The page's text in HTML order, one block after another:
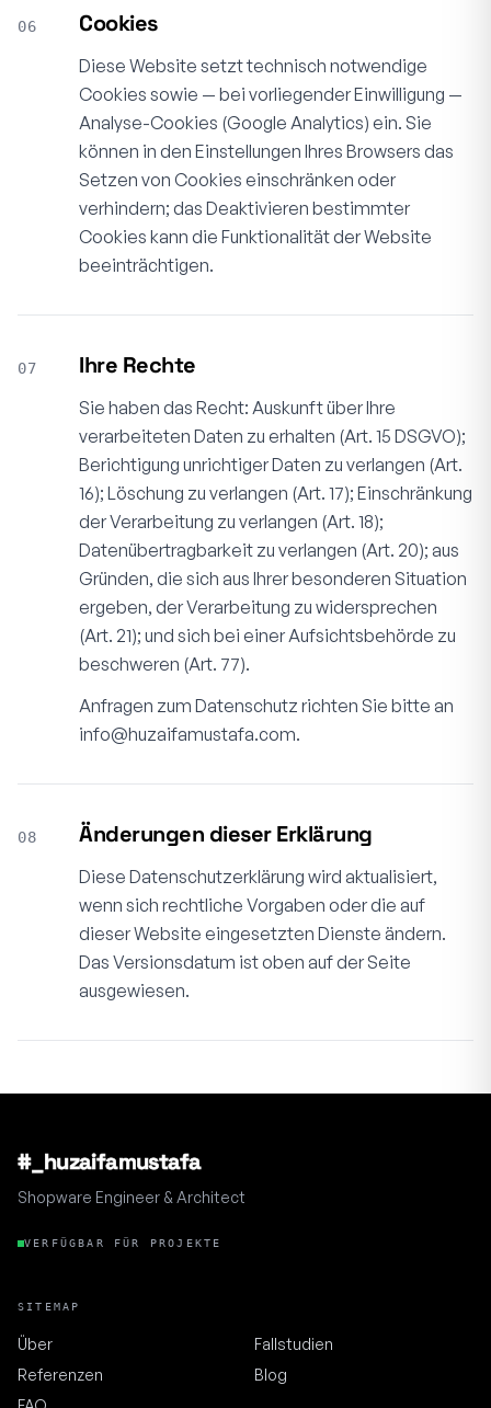
06 Cookies
Diese Website setzt technisch notwendige
Cookies sowie — bei vorliegender Einwilligung —
Analyse-Cookies (Google Analytics) ein. Sie
können in den Einstellungen Ihres Browsers das
Setzen von Cookies einschränken oder
verhindern; das Deaktivieren bestimmter
Cookies kann die Funktionalität der Website
beeinträchtigen.
07 Ihre Rechte
Sie haben das Recht: Auskunft über Ihre
verarbeiteten Daten zu erhalten (Art. 15 DSGVO);
Berichtigung unrichtiger Daten zu verlangen (Art.
16); Löschung zu verlangen (Art. 17); Einschränkung
der Verarbeitung zu verlangen (Art. 18);
Datenübertragbarkeit zu verlangen (Art. 20); aus
Gründen, die sich aus Ihrer besonderen Situation
ergeben, der Verarbeitung zu widersprechen
(Art. 21); und sich bei einer Aufsichtsbehörde zu
beschweren (Art. 77).
Anfragen zum Datenschutz richten Sie bitte an
info@huzaifamustafa.com.
08 Änderungen dieser Erklärung
Diese Datenschutzerklärung wird aktualisiert,
wenn sich rechtliche Vorgaben oder die auf
dieser Website eingesetzten Dienste ändern.
Das Versionsdatum ist oben auf der Seite
ausgewiesen.
#_huzaifamustafa
Shopware Engineer & Architect
VERFÜGBAR FÜR PROJEKTE
SITEMAP
Über
Fallstudien
Referenzen
Blog